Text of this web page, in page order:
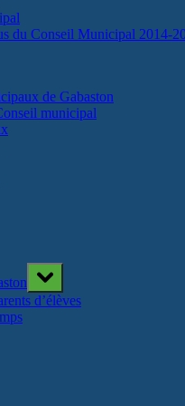
du Conseil Municipal 2014-
de Gabaston
municipal
Toggle
sub-
menu
d’élèves